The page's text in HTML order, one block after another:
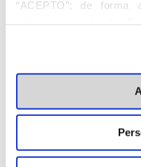
“ACEPTO”; de forma
información más
en el botón
visitar nuestra Política de